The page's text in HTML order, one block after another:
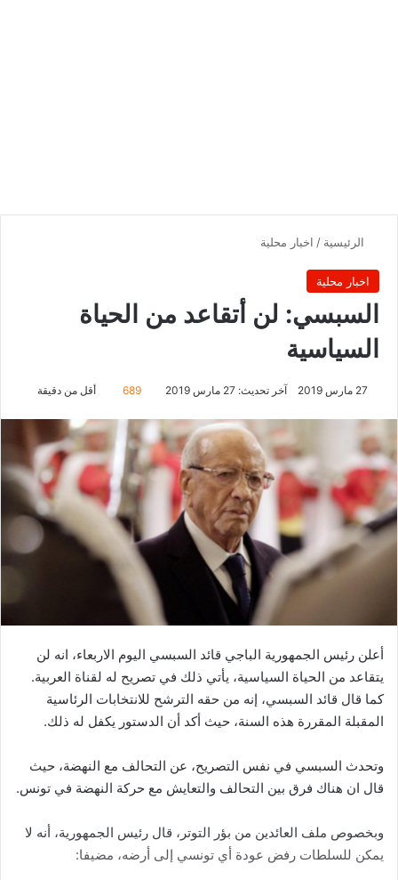
الرئيسية / اخبار محلية
اخبار محلية
السبسي: لن أتقاعد من الحياة
السياسية
27 مارس 2019 آخر تحديث: 27 مارس 2019 689 أقل من دقيقة
أعلن رئيس الجمهورية الباجي قائد السبسي اليوم الاربعاء، انه لن
يتقاعد من الحياة السياسية، يأتي ذلك في تصريح له لقناة العربية.
كما قال قائد السبسي، إنه من حقه الترشح للانتخابات الرئاسية
المقبلة المقررة هذه السنة، حيث أكد أن الدستور يكفل له ذلك.
وتحدث السبسي في نفس التصريح، عن التحالف مع النهضة، حيث
قال ان هناك فرق بين التحالف والتعايش مع حركة النهضة في تونس.
وبخصوص ملف العائدين من بؤر التوتر، قال رئيس الجمهورية، أنه لا
يمكن للسلطات رفض عودة أي تونسي إلى أرضه، مضيفا: